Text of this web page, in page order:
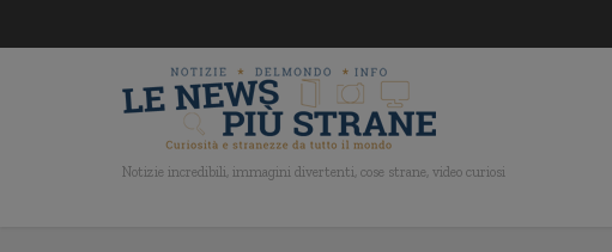
Notizie incredibili, immagini divertenti, cose strane, video curiosi